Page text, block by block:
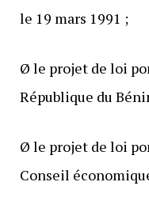
le 19 mars 1991 ;
Ø le projet de loi
République du
Ø le projet de loi
Conseil